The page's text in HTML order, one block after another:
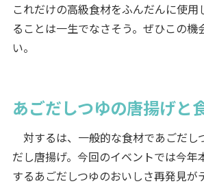
これだけの高級食材をふんだんに使用
ることは一生でなさそう。ぜひこの機
い。
あごだしつゆの唐揚げと
対するは、一般的な食材であごだし
だし唐揚げ。今回のイベントでは今年
するあごだしつゆのおいしさ再発見が